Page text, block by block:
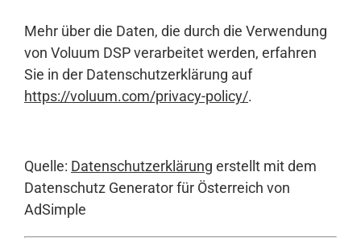
Mehr über die Daten, die durch die Verwendung
von Voluum DSP verarbeitet werden, erfahren
Sie in der Datenschutzerklärung auf
https://voluum.com/privacy-policy/.
Quelle: Datenschutzerklärung erstellt mit dem
Datenschutz Generator für Österreich von
AdSimple